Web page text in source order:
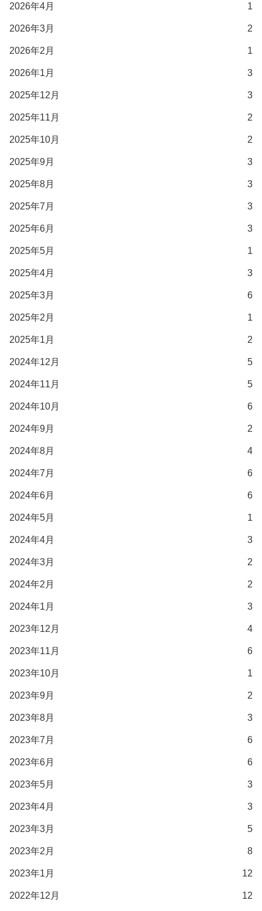
2026年4月 1
2026年3月 2
2026年2月 1
2026年1月 3
2025年12月 3
2025年11月 2
2025年10月 2
2025年9月 3
2025年8月 3
2025年7月 3
2025年6月 3
2025年5月 1
2025年4月 3
2025年3月 6
2025年2月 1
2025年1月 2
2024年12月 5
2024年11月 5
2024年10月 6
2024年9月 2
2024年8月 4
2024年7月 6
2024年6月 6
2024年5月 1
2024年4月 3
2024年3月 2
2024年2月 2
2024年1月 3
2023年12月 4
2023年11月 6
2023年10月 1
2023年9月 2
2023年8月 3
2023年7月 6
2023年6月 6
2023年5月 3
2023年4月 3
2023年3月 5
2023年2月 8
2023年1月 12
2022年12月 12